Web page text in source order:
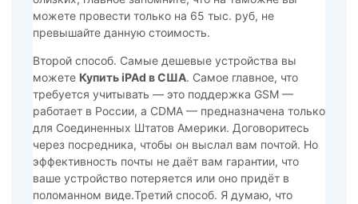
можете провести только на 65 тыс. руб, не
превышайте данную стоимость.
Второй способ. Самые дешевые устройства вы
можете Купить iPAd в США. Самое главное, что
требуется учитывать — это поддержка GSM —
работает в России, а СDMA — предназначена только
для Соединенных Штатов Америки. Договоритесь
через посредника, чтобы он выслал вам почтой. Но
эффективность почты не даёт вам гарантии, что
ваше устройство потеряется или оно придёт в
поломанном виде.Третий способ. Я думаю, что